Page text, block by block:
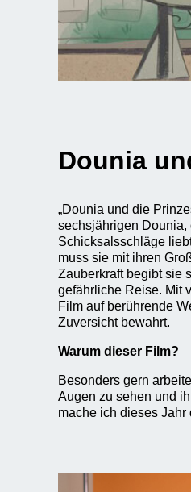
Dounia
„Dounia und die
sechsjährigen Dounia,
Schicksalsschläge
muss sie mit ihren
Zauberkraft begibt sie
gefährliche Reise. Mit
Film auf berührende
Zuversicht bewahrt.
Warum dieser Film?
Besonders gern
Augen zu sehen und
mache ich dieses Jahr